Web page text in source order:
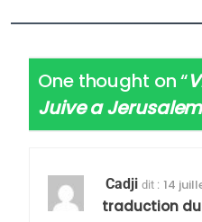
One thought on “
Juive a Jerusalem
Cadji dit : 14
traduction
5
FRANCE